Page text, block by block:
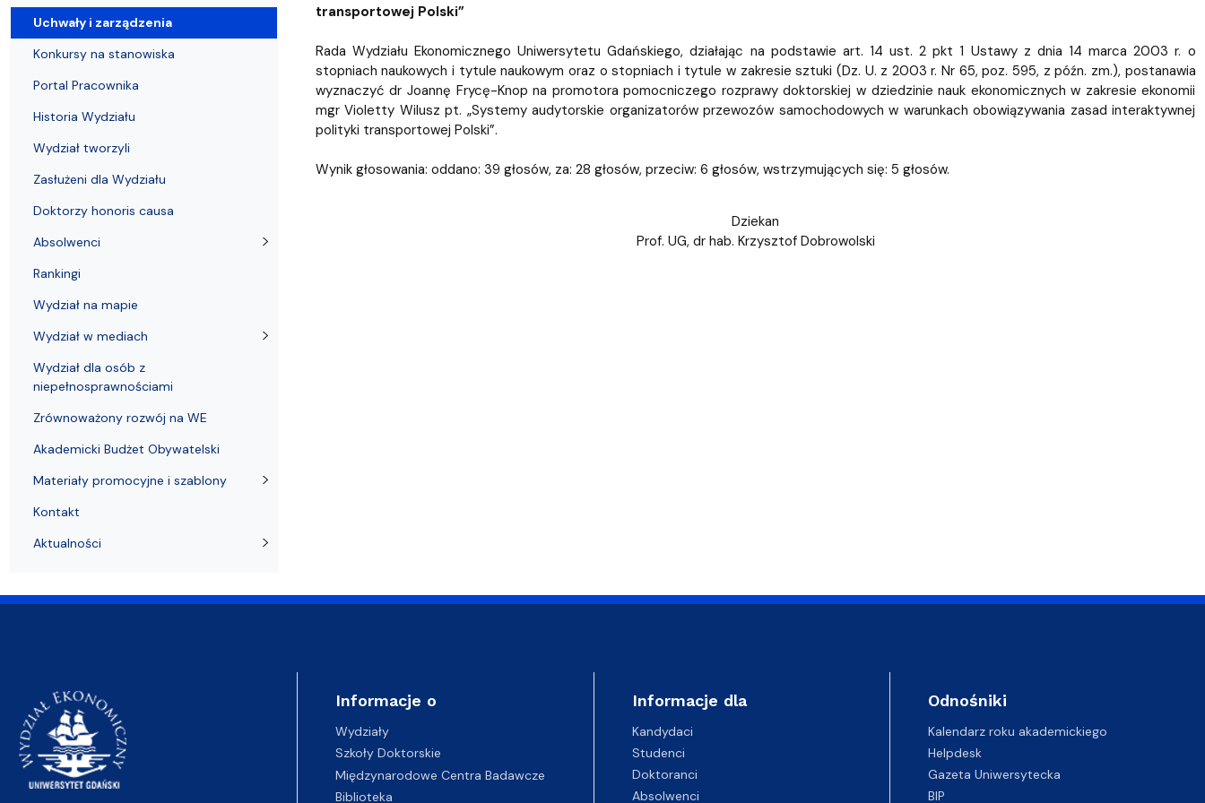
transportowej Polski”
Rada Wydziału Ekonomicznego Uniwersytetu Gdańskiego, działając na podstawie art. 14 ust. 2 pkt 1 Ustawy z dnia 14 marca 2003 r. o
stopniach naukowych i tytule naukowym oraz o stopniach i tytule w zakresie sztuki (Dz. U. z 2003 r. Nr 65, poz. 595, z późn. zm.), postanawia
wyznaczyć dr Joannę Frycę-Knop na promotora pomocniczego rozprawy doktorskiej w dziedzinie nauk ekonomicznych w zakresie ekonomii
mgr Violetty Wilusz pt. „Systemy audytorskie organizatorów przewozów samochodowych w warunkach obowiązywania zasad interaktywnej
polityki transportowej Polski”.
Wynik głosowania: oddano: 39 głosów, za: 28 głosów, przeciw: 6 głosów, wstrzymujących się: 5 głosów.
Dziekan
Prof. UG, dr hab. Krzysztof Dobrowolski
Uchwały i zarządzenia
Konkursy na stanowiska
Portal Pracownika
Historia Wydziału
Wydział tworzyli
Zasłużeni dla Wydziału
Doktorzy honoris causa
Absolwenci
Rankingi
Wydział na mapie
Wydział w mediach
Wydział dla osób z
niepełnosprawnościami
Zrównoważony rozwój na WE
Akademicki Budżet Obywatelski
Materiały promocyjne i szablony
Kontakt
Aktualności
Informacje o
Wydziały
Szkoły Doktorskie
Międzynarodowe Centra Badawcze
Biblioteka
Informacje dla
Kandydaci
Studenci
Doktoranci
Absolwenci
Odnośniki
Kalendarz roku akademickiego
Helpdesk
Gazeta Uniwersytecka
BIP